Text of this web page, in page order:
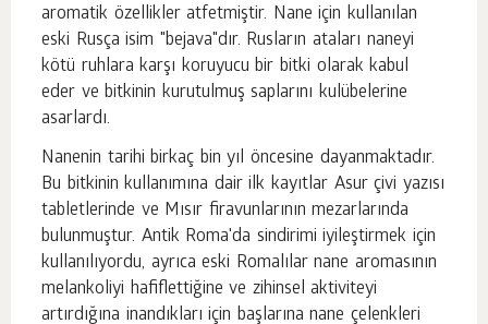
aromatik özellikler atfetmiştir. Nane için kullanılan
eski Rusça isim "bejava"dır. Rusların ataları naneyi
kötü ruhlara karşı koruyucu bir bitki olarak kabul
eder ve bitkinin kurutulmuş saplarını kulübelerine
asarlardı.
Nanenin tarihi birkaç bin yıl öncesine dayanmaktadır.
Bu bitkinin kullanımına dair ilk kayıtlar Asur çivi yazısı
tabletlerinde ve Mısır firavunlarının mezarlarında
bulunmuştur. Antik Roma'da sindirimi iyileştirmek için
kullanılıyordu, ayrıca eski Romalılar nane aromasının
melankoliyi hafiflettiğine ve zihinsel aktiviteyi
artırdığına inandıkları için başlarına nane çelenkleri